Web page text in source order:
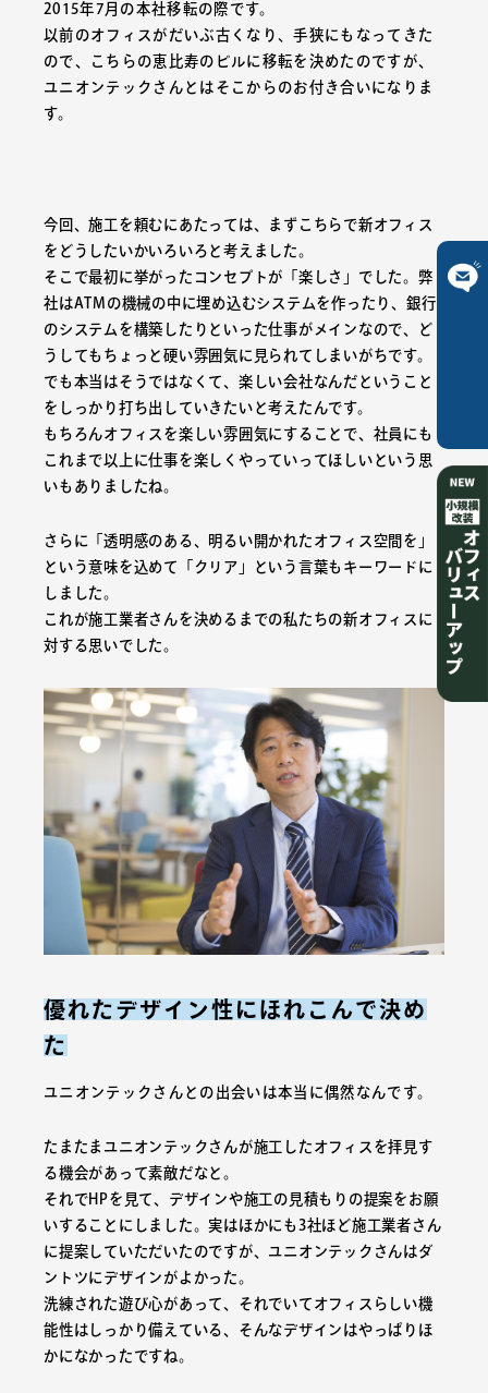
2015年7月の本社移転の際です。
以前のオフィスがだいぶ古くなり、手狭にもなってきた
ので、こちらの恵比寿のビルに移転を決めたのですが、
ユニオンテックさんとはそこからのお付き合いになりま
す。
今回、施工を頼むにあたっては、まずこちらで新オフィス
をどうしたいかいろいろと考えました。
そこで最初に挙がったコンセプトが「楽しさ」でした。弊
社はATMの機械の中に埋め込むシステムを作ったり、銀行
のシステムを構築したりといった仕事がメインなので、ど
うしてもちょっと硬い雰囲気に見られてしまいがちです。
でも本当はそうではなくて、楽しい会社なんだということ
をしっかり打ち出していきたいと考えたんです。
もちろんオフィスを楽しい雰囲気にすることで、社員にも
これまで以上に仕事を楽しくやっていってほしいという思
いもありましたね。
さらに「透明感のある、明るい開かれたオフィス空間を」
という意味を込めて「クリア」という言葉もキーワードに
しました。
これが施工業者さんを決めるまでの私たちの新オフィスに
対する思いでした。
優れたデザイン性にほれこんで決め
た
ユニオンテックさんとの出会いは本当に偶然なんです。
たまたまユニオンテックさんが施工したオフィスを拝見す
る機会があって素敵だなと。
それでHPを見て、デザインや施工の見積もりの提案をお願
いすることにしました。実はほかにも3社ほど施工業者さん
に提案していただいたのですが、ユニオンテックさんはダ
ントツにデザインがよかった。
洗練された遊び心があって、それでいてオフィスらしい機
能性はしっかり備えている、そんなデザインはやっぱりほ
かになかったですね。
ご相談は
こちら